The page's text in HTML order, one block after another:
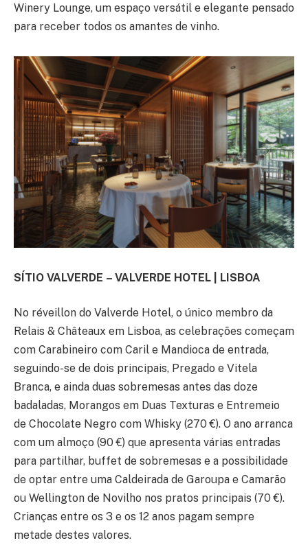
Winery Lounge, um espaço versátil e elegante pensado
para receber todos os amantes de vinho.
SÍTIO VALVERDE – VALVERDE HOTEL | LISBOA
No réveillon do Valverde Hotel, o único membro da
Relais & Châteaux em Lisboa, as celebrações começam
com Carabineiro com Caril e Mandioca de entrada,
seguindo-se de dois principais, Pregado e Vitela
Branca, e ainda duas sobremesas antes das doze
badaladas, Morangos em Duas Texturas e Entremeio
de Chocolate Negro com Whisky (270 €). O ano arranca
com um almoço (90 €) que apresenta várias entradas
para partilhar, buffet de sobremesas e a possibilidade
de optar entre uma Caldeirada de Garoupa e Camarão
ou Wellington de Novilho nos pratos principais (70 €).
Crianças entre os 3 e os 12 anos pagam sempre
metade destes valores.